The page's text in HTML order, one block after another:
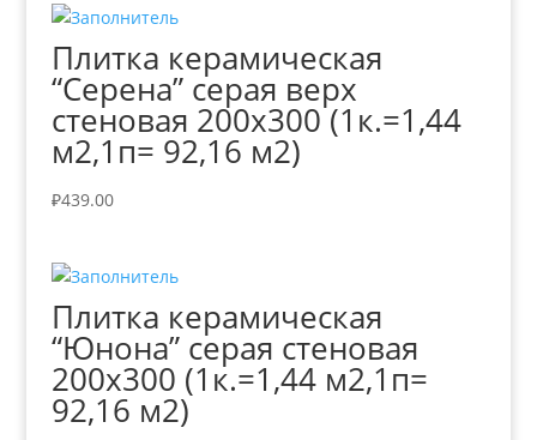
Плитка керамическая
“Серена” серая верх
стеновая 200х300 (1к.=1,44
м2,1п= 92,16 м2)
₽439.00
Плитка керамическая
“Юнона” серая стеновая
200х300 (1к.=1,44 м2,1п=
92,16 м2)